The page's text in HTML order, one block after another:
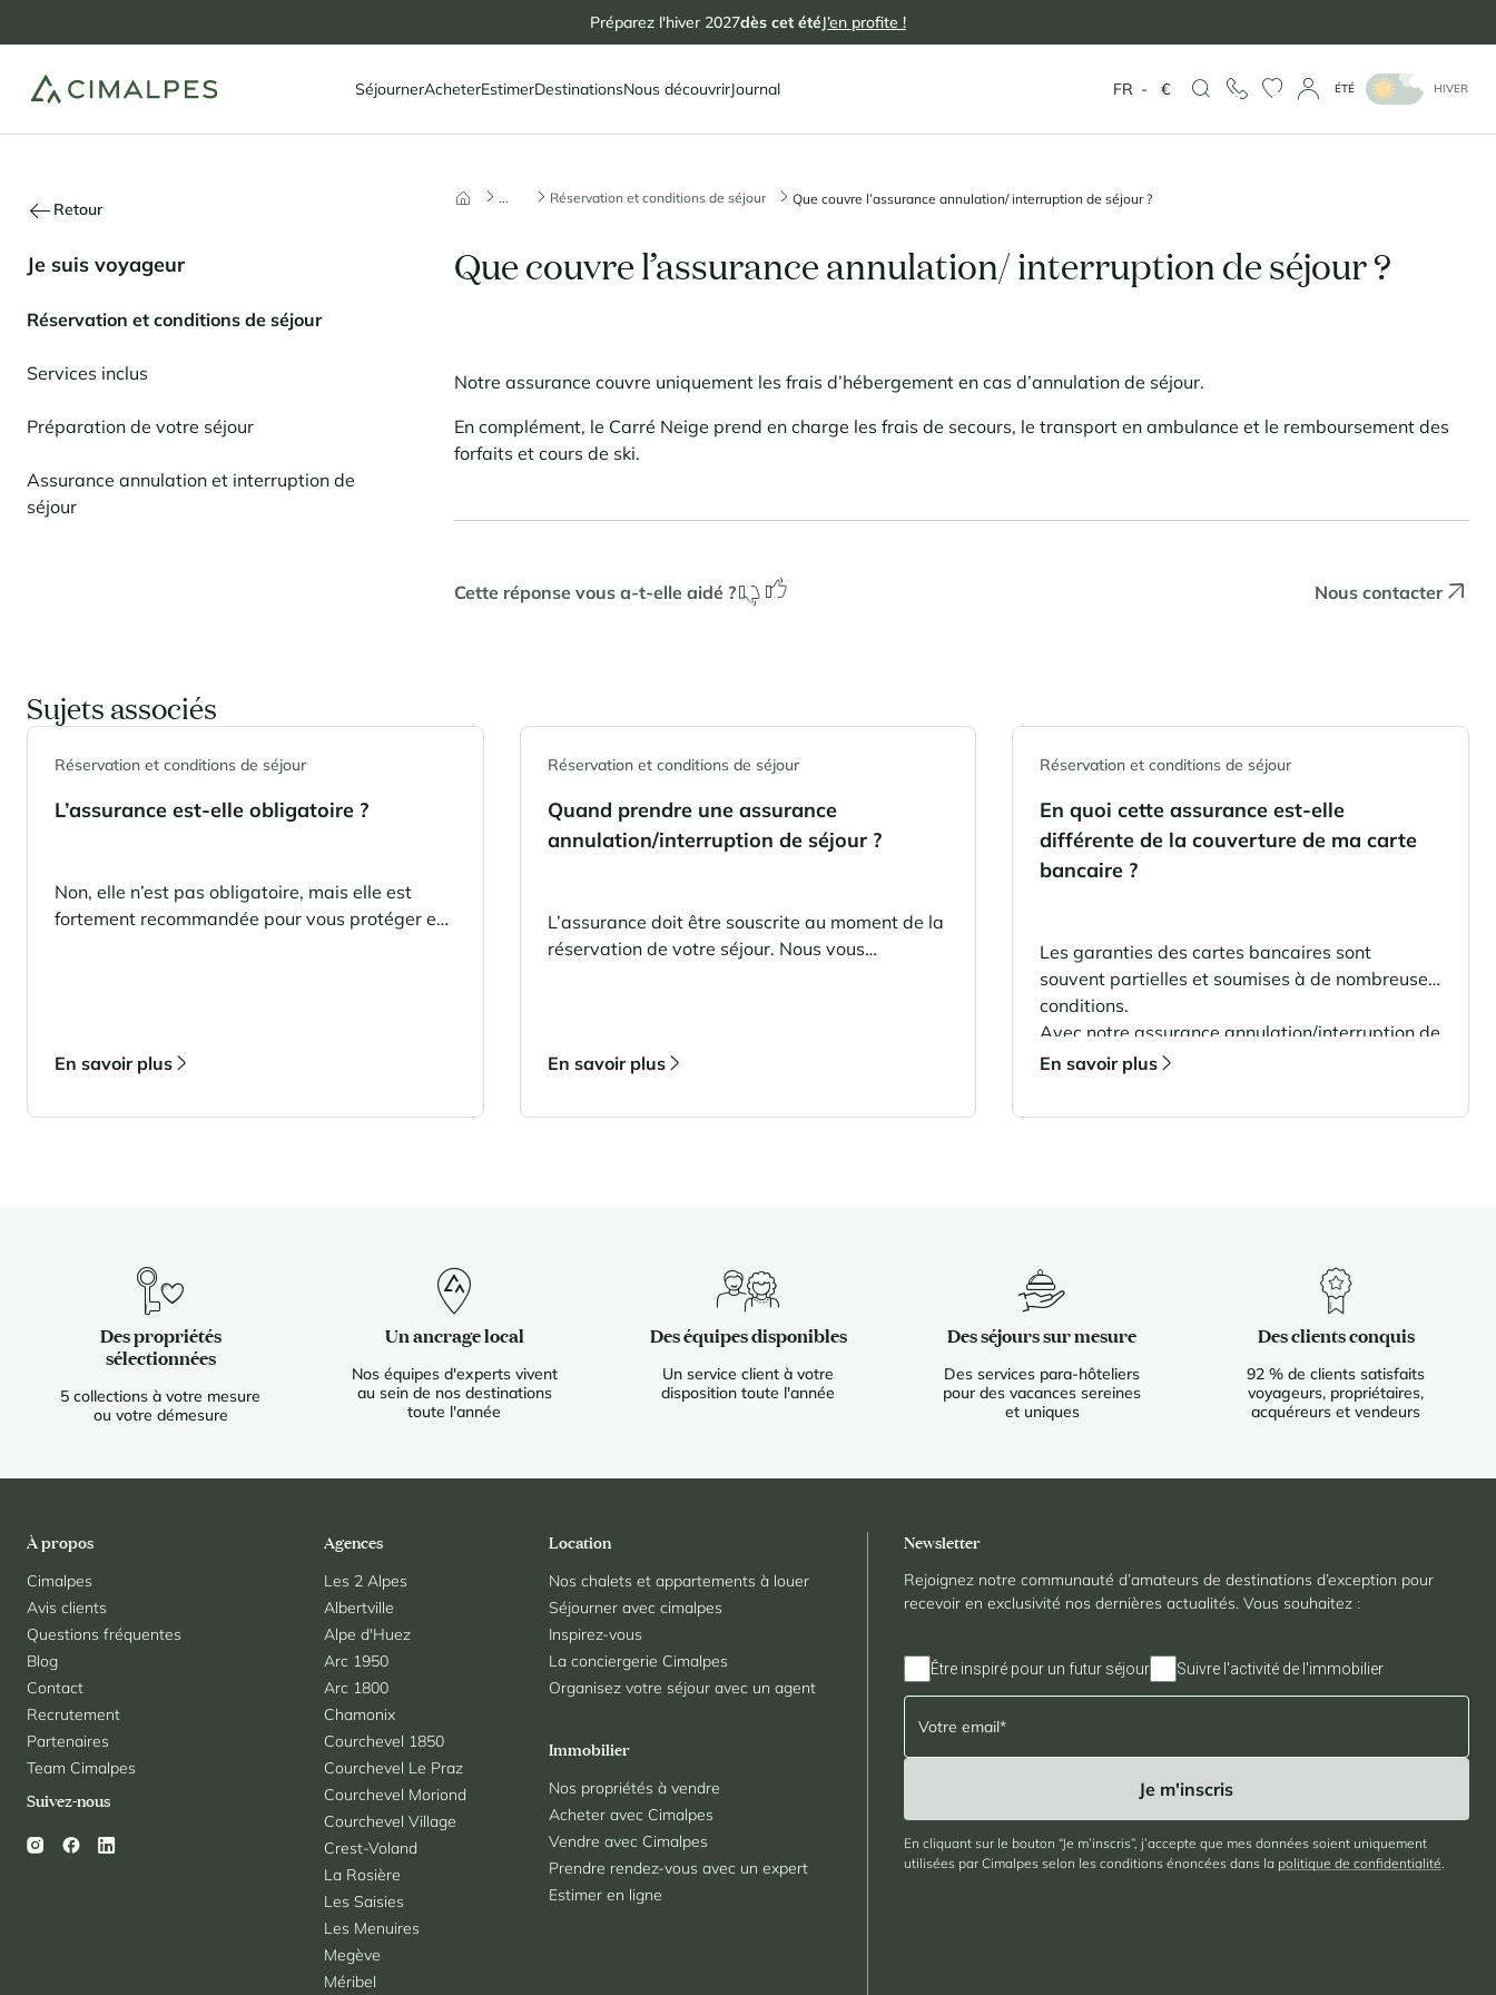
Préparez l'hiver 2027dès cet étéJ’en profite !
SéjournerAcheterEstimerDestinationsNous découvrirJournal FR - € ÉTÉ HIVER
Retour
Je suis voyageur
Réservation et conditions de séjour
Services inclus
Préparation de votre séjour
Assurance annulation et interruption de
séjour
... Réservation et conditions de séjour Que couvre l’assurance annulation/ interruption de séjour ?
Que couvre l’assurance annulation/ interruption de séjour ?
Notre assurance couvre uniquement les frais d’hébergement en cas d’annulation de séjour.
En complément, le Carré Neige prend en charge les frais de secours, le transport en ambulance et le remboursement des
forfaits et cours de ski.
Cette réponse vous a-t-elle aidé ? Nous contacter
Sujets associés
Réservation et conditions de séjour
L’assurance est-elle obligatoire ?
Non, elle n’est pas obligatoire, mais elle est
fortement recommandée pour vous protéger en
En savoir plus
Réservation et conditions de séjour
Quand prendre une assurance
annulation/interruption de séjour ?
L’assurance doit être souscrite au moment de la
réservation de votre séjour. Nous vous
En savoir plus
Réservation et conditions de séjour
En quoi cette assurance est-elle
différente de la couverture de ma carte
bancaire ?
Les garanties des cartes bancaires sont
souvent partielles et soumises à de nombreuses
conditions.
Avec notre assurance annulation/interruption de
séjour, vous bénéficiez d’une couverture plus
adaptée à tous les voyageurs de la réservation,
En savoir plus
Des propriétés
sélectionnées
5 collections à votre mesure
ou votre démesure
Un ancrage local
Nos équipes d'experts vivent
au sein de nos destinations
toute l'année
Des équipes disponibles
Un service client à votre
disposition toute l'année
Des séjours sur mesure
Des services para-hôteliers
pour des vacances sereines
et uniques
Des clients conquis
92 % de clients satisfaits
voyageurs, propriétaires,
acquéreurs et vendeurs
À propos
Cimalpes
Avis clients
Questions fréquentes
Blog
Contact
Recrutement
Partenaires
Team Cimalpes
Agences
Les 2 Alpes
Albertville
Alpe d'Huez
Arc 1950
Arc 1800
Chamonix
Courchevel 1850
Courchevel Le Praz
Courchevel Moriond
Courchevel Village
Crest-Voland
La Rosière
Les Saisies
Les Menuires
Megève
Méribel
Location
Nos chalets et appartements à louer
Séjourner avec cimalpes
Inspirez-vous
La conciergerie Cimalpes
Organisez votre séjour avec un agent
Immobilier
Nos propriétés à vendre
Acheter avec Cimalpes
Vendre avec Cimalpes
Prendre rendez-vous avec un expert
Estimer en ligne
Suivez-nous
Newsletter
Rejoignez notre communauté d’amateurs de destinations d’exception pour
recevoir en exclusivité nos dernières actualités. Vous souhaitez :
Être inspiré pour un futur séjour Suivre l'activité de l'immobilier
En cliquant sur le bouton “Je m’inscris”, j’accepte que mes données soient uniquement
utilisées par Cimalpes selon les conditions énoncées dans la politique de confidentialité.